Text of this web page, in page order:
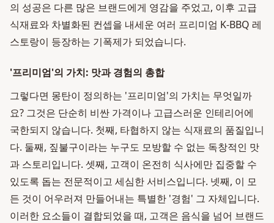
의 성공은 다른 많은 브랜드에게 영감을 주었고, 이후 고급
식재료와 차별화된 컨셉을 내세운 여러 프리미엄 K-BBQ 레
스토랑이 등장하는 기폭제가 되었습니다.
'프리미엄'의 가치: 맛과 경험의 총합
그렇다면 몽탄이 정의하는 '프리미엄'의 가치는 무엇일까
요? 그것은 단순히 비싼 가격이나 고급스러운 인테리어에
국한되지 않습니다. 첫째, 타협하지 않는 식재료의 품질입니
다. 둘째, 짚불구이라는 누구도 모방할 수 없는 독창적인 맛
과 스토리입니다. 셋째, 고객이 온전히 식사에만 집중할 수
있도록 돕는 전문적이고 세심한 서비스입니다. 넷째, 이 모
든 것이 어우러져 만들어내는 특별한 '경험' 그 자체입니다.
이러한 요소들이 결합되었을 때, 고객은 음식을 넘어 브랜드